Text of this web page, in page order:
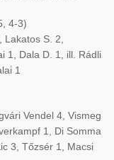
4-3)
S. 2,
1, Dala D. 1, ill. Rádli
1
Vendel 4, Vismeg
1, Di Somma
3, Tőzsér 1, Macsi